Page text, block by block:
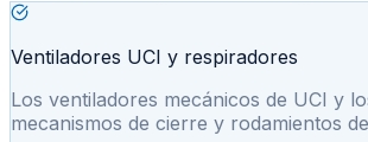
Ventiladores UCI y respiradores
Los ventiladores mecánicos de UCI y
mecanismos de cierre y rodamientos